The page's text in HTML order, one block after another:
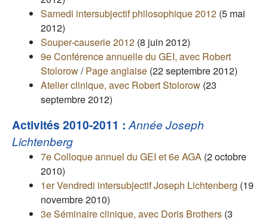
Samedi intersubjectif philosophique 2012 (5 mai
2012)
Souper-causerie 2012 (8 juin 2012)
9e Conférence annuelle du GEI, avec Robert
Stolorow/Page anglaise (22 septembre 2012)
Atelier clinique, avec Robert Stolorow (23
septembre 2012)
Activités 2010-2011 :Année Joseph
Lichtenberg
7e Colloque annuel du GEI et 6e AGA (2 octobre
2010)
1er Vendredi intersubjectif Joseph Lichtenberg (19
novembre 2010)
3e Séminaire clinique, avec Doris Brothers (3